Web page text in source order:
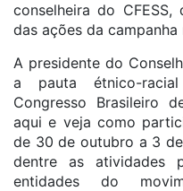
conselheira do
das ações da
A presidente do
a pauta étnico-
Congresso Brasileiro
aqui e veja como
de 30 de outubro a 3
dentre as atividades
entidades do